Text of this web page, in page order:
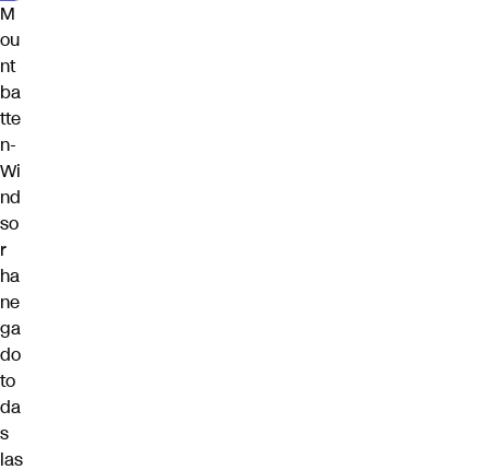
M
ou
nt
ba
tte
n-
Wi
nd
so
r
ha
ne
ga
do
to
da
s
las